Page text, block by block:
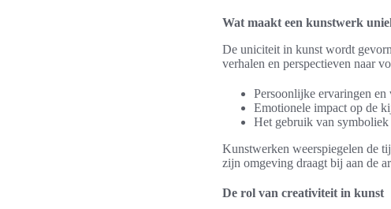
Wat maakt een kunstwerk
De uniciteit in kunst wordt
verhalen en perspectieven naar
Persoonlijke ervaringen en
Emotionele impact op de
Het gebruik van symboliek
Kunstwerken weerspiegelen de
zijn omgeving draagt bij aan de
De rol van creativiteit in kunst